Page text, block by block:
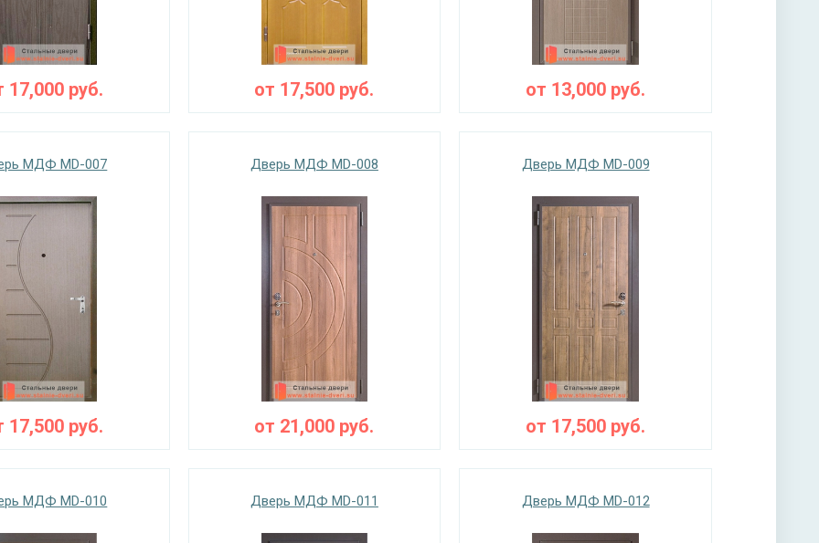
17,000руб. от 17,500 руб. от 13,000 руб.
МДФ MD-007
17,500руб.
Дверь МДФ MD-008
от 21,000 руб.
Дверь МДФ MD-009
от 17,500 руб.
МДФ MD-010 Дверь МДФ MD-011 Дверь МДФ MD-012